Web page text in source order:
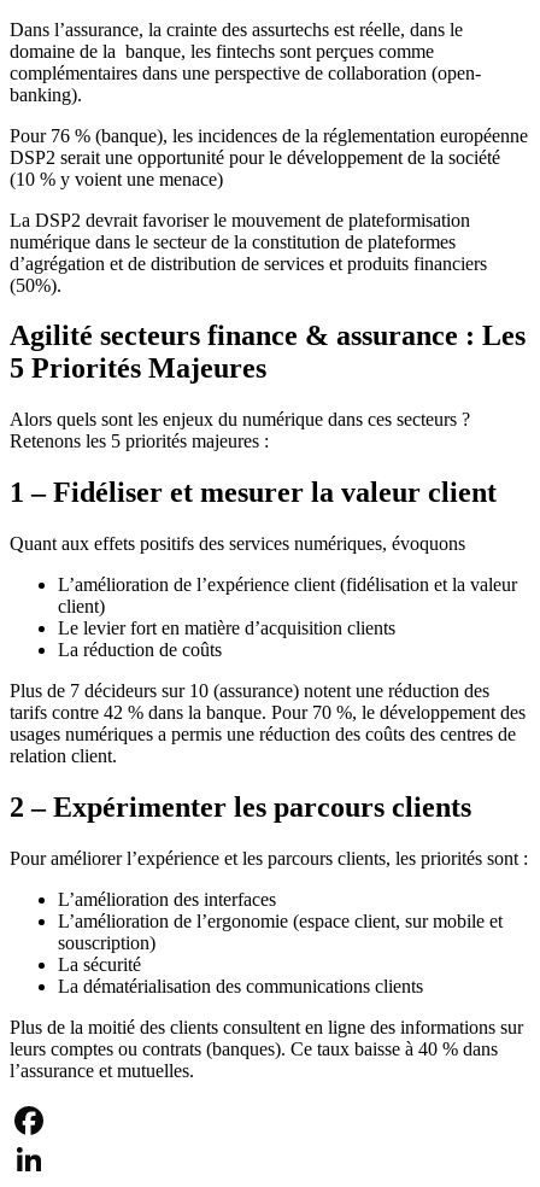
Dans l’assurance, la crainte des assurtechs est réelle, dans le
domaine de la banque, les fintechs sont perçues comme
complémentaires dans une perspective de collaboration (open-
banking).
Pour 76 % (banque), les incidences de la réglementation européenne
DSP2 serait une opportunité pour le développement de la société
(10 % y voient une menace)
La DSP2 devrait favoriser le mouvement de plateformisation
numérique dans le secteur de la constitution de plateformes
d’agrégation et de distribution de services et produits financiers
(50%).
Agilité secteurs finance & assurance : Les
5 Priorités Majeures
Alors quels sont les enjeux du numérique dans ces secteurs ?
Retenons les 5 priorités majeures :
1 – Fidéliser et mesurer la valeur client
Quant aux effets positifs des services numériques, évoquons
L’amélioration de l’expérience client (fidélisation et la valeur
client)
Le levier fort en matière d’acquisition clients
La réduction de coûts
Plus de 7 décideurs sur 10 (assurance) notent une réduction des
tarifs contre 42 % dans la banque. Pour 70 %, le développement des
usages numériques a permis une réduction des coûts des centres de
relation client.
2 – Expérimenter les parcours clients
Pour améliorer l’expérience et les parcours clients, les priorités sont :
L’amélioration des interfaces
L’amélioration de l’ergonomie (espace client, sur mobile et
souscription)
La sécurité
La dématérialisation des communications clients
Plus de la moitié des clients consultent en ligne des informations sur
leurs comptes ou contrats (banques). Ce taux baisse à 40 % dans
l’assurance et mutuelles.
Facebook